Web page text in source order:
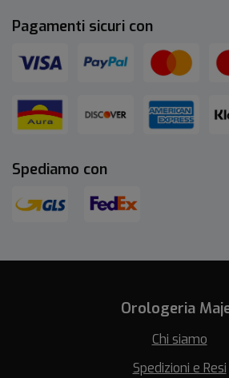
Pagamenti sicuri con
Spediamo con
Orologeria
Chi siamo
Spedizioni e Resi